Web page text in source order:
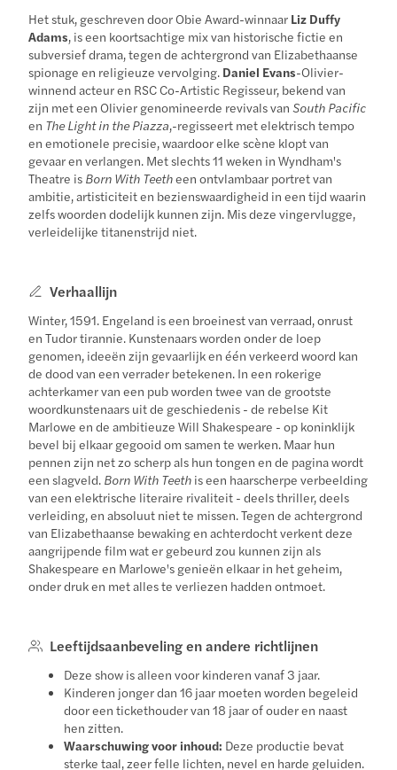
Het stuk, geschreven door Obie Award-winnaar Liz Duffy
Adams, is een koortsachtige mix van historische fictie en
subversief drama, tegen de achtergrond van Elizabethaanse
spionage en religieuze vervolging. Daniel Evans-Olivier-
winnend acteur en RSC Co-Artistic Regisseur, bekend van
zijn met een Olivier genomineerde revivals vanSouth Pacific
en The Light in the Piazza,-regisseert met elektrisch tempo
en emotionele precisie, waardoor elke scène klopt van
gevaar en verlangen. Met slechts 11 weken in Wyndham's
Theatre is Born With Teetheen ontvlambaar portret van
ambitie, artisticiteit en bezienswaardigheid in een tijd waarin
zelfs woorden dodelijk kunnen zijn. Mis deze vingervlugge,
verleidelijke titanenstrijd niet.
Verhaallijn
Winter, 1591. Engeland is een broeinest van verraad, onrust
en Tudor tirannie. Kunstenaars worden onder de loep
genomen, ideeën zijn gevaarlijk en één verkeerd woord kan
de dood van een verrader betekenen. In een rokerige
achterkamer van een pub worden twee van de grootste
woordkunstenaars uit de geschiedenis - de rebelse Kit
Marlowe en de ambitieuze Will Shakespeare - op koninklijk
bevel bij elkaar gegooid om samen te werken. Maar hun
pennen zijn net zo scherp als hun tongen en de pagina wordt
een slagveld. Born With Teeth is een haarscherpe verbeelding
van een elektrische literaire rivaliteit - deels thriller, deels
verleiding, en absoluut niet te missen. Tegen de achtergrond
van Elizabethaanse bewaking en achterdocht verkent deze
aangrijpende film wat er gebeurd zou kunnen zijn als
Shakespeare en Marlowe's genieën elkaar in het geheim,
onder druk en met alles te verliezen hadden ontmoet.
Leeftijdsaanbeveling en andere richtlijnen
Deze show is alleen voor kinderen vanaf 3 jaar.
Kinderen jonger dan 16 jaar moeten worden begeleid
door een tickethouder van 18 jaar of ouder en naast
hen zitten.
Waarschuwing voor inhoud: Deze productie bevat
sterke taal, zeer felle lichten, nevel en harde geluiden.